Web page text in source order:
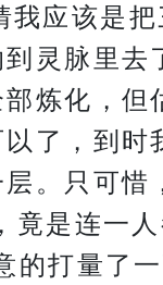
我应该是
灵脉里去
炼化，但
了，到时
。只可惜
竟是连一
的打量了一